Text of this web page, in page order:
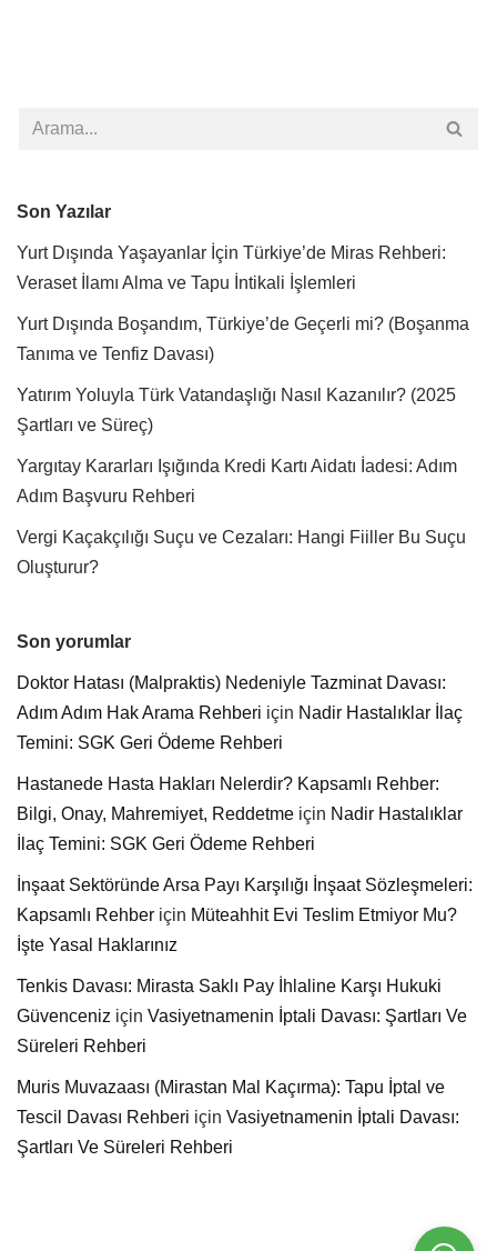
Son Yazılar
Yurt Dışında Yaşayanlar İçin Türkiye’de Miras Rehberi:
Veraset İlamı Alma ve Tapu İntikali İşlemleri
Yurt Dışında Boşandım, Türkiye’de Geçerli mi? (Boşanma
Tanıma ve Tenfiz Davası)
Yatırım Yoluyla Türk Vatandaşlığı Nasıl Kazanılır? (2025
Şartları ve Süreç)
Yargıtay Kararları Işığında Kredi Kartı Aidatı İadesi: Adım
Adım Başvuru Rehberi
Vergi Kaçakçılığı Suçu ve Cezaları: Hangi Fiiller Bu Suçu
Oluşturur?
Son yorumlar
Doktor Hatası (Malpraktis) Nedeniyle Tazminat Davası:
Adım Adım Hak Arama Rehberi için Nadir Hastalıklar İlaç
Temini: SGK Geri Ödeme Rehberi
Hastanede Hasta Hakları Nelerdir? Kapsamlı Rehber:
Bilgi, Onay, Mahremiyet, Reddetme için Nadir Hastalıklar
İlaç Temini: SGK Geri Ödeme Rehberi
İnşaat Sektöründe Arsa Payı Karşılığı İnşaat Sözleşmeleri:
Kapsamlı Rehber için Müteahhit Evi Teslim Etmiyor Mu?
İşte Yasal Haklarınız
Tenkis Davası: Mirasta Saklı Pay İhlaline Karşı Hukuki
Güvenceniz için Vasiyetnamenin İptali Davası: Şartları Ve
Süreleri Rehberi
Muris Muvazaası (Mirastan Mal Kaçırma): Tapu İptal ve
Tescil Davası Rehberi için Vasiyetnamenin İptali Davası:
Şartları Ve Süreleri Rehberi